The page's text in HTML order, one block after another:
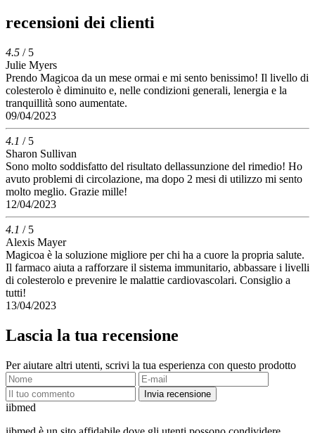
recensioni dei clienti
4.5 / 5
Julie Myers
Prendo Magicoa da un mese ormai e mi sento benissimo! Il livello di
colesterolo è diminuito e, nelle condizioni generali, lenergia e la
tranquillità sono aumentate.
09/04/2023
4.1 / 5
Sharon Sullivan
Sono molto soddisfatto del risultato dellassunzione del rimedio! Ho
avuto problemi di circolazione, ma dopo 2 mesi di utilizzo mi sento
molto meglio. Grazie mille!
12/04/2023
4.1 / 5
Alexis Mayer
Magicoa è la soluzione migliore per chi ha a cuore la propria salute.
Il farmaco aiuta a rafforzare il sistema immunitario, abbassare i livelli
di colesterolo e prevenire le malattie cardiovascolari. Consiglio a
tutti!
13/04/2023
Lascia la tua recensione
Per aiutare altri utenti, scrivi la tua esperienza con questo prodotto
Invia recensione
iibmed